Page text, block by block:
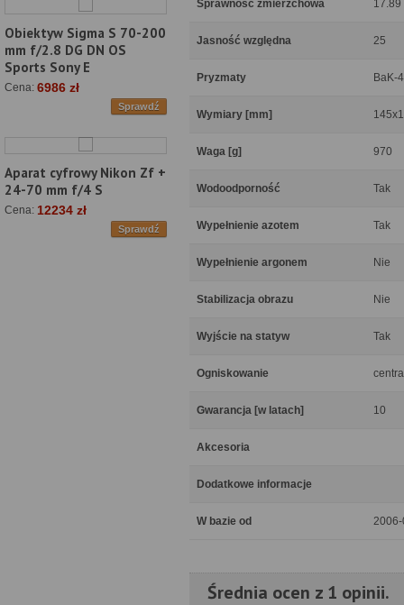
Obiektyw Sigma S 70-200
mm f/2.8 DG DN OS
Sports Sony E
Cena: 6986 zł
Sprawdź
Aparat cyfrowy Nikon Zf +
24-70 mm f/4 S
Cena: 12234 zł
Sprawdź
Sprawność zmierzchowa 17.89
Jasność względna 25
Pryzmaty BaK-
Wymiary [mm]
Waga [g] 970
Wodoodporność Tak
Wypełnienie azotem Tak
Wypełnienie argonem Nie
Stabilizacja obrazu Nie
Wyjście na statyw Tak
Ogniskowanie
Gwarancja [w latach] 10
Akcesoria
Dodatkowe informacje
W bazie od
Średnia ocen z 1 opinii.